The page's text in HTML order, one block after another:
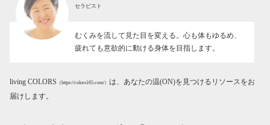
セラピスト
むくみを流して見た目を変える。心も体もゆるめ、
疲れても意欲的に動ける身体を目指します。
living COLORS （https://colors165.com/） は、あなたの温(ON)を見つけるリソースをお
届けします。